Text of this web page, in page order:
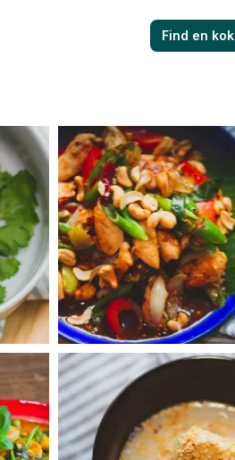
Find en kok